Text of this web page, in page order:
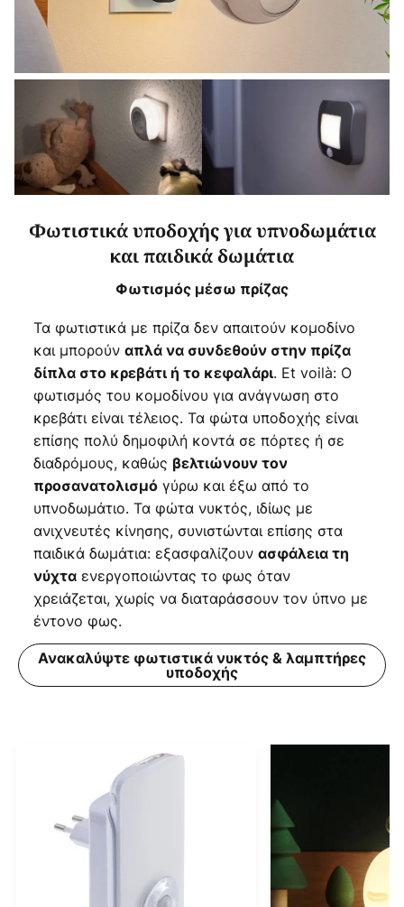
Φωτιστικά υποδοχής για υπνοδωμάτια
και παιδικά δωμάτια
Φωτισμός μέσω πρίζας
Τα φωτιστικά με πρίζα δεν απαιτούν κομοδίνο
και μπορούν απλά να συνδεθούν στην πρίζα
δίπλα στο κρεβάτι ή το κεφαλάρι. Et voilà: Ο
φωτισμός του κομοδίνου για ανάγνωση στο
κρεβάτι είναι τέλειος. Τα φώτα υποδοχής είναι
επίσης πολύ δημοφιλή κοντά σε πόρτες ή σε
διαδρόμους, καθώς βελτιώνουν τον
προσανατολισμόγύρω και έξω από το
υπνοδωμάτιο. Τα φώτα νυκτός, ιδίως με
ανιχνευτές κίνησης, συνιστώνται επίσης στα
παιδικά δωμάτια: εξασφαλίζουν ασφάλεια τη
νύχταενεργοποιώντας το φως όταν
χρειάζεται, χωρίς να διαταράσσουν τον ύπνο με
έντονο φως.
Ανακαλύψτε φωτιστικά νυκτός & λαμπτήρες
υποδοχής